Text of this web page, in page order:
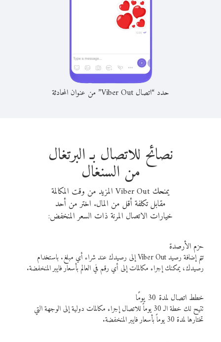
حدد “اتصال Viber Out” من عنوان المحادثة
نصائح للاتصال بـ البرتغال
من السنغال
يمنحك Viber Out المزيد من وقت المكالمة
مقابل تكلفة أقل من المال. اختر من أحد
خيارات الاتصال المرنة ذات السعر المنخفض:
حزم الأرصدة
تتم إضافة رصيد Viber Out إلى رصيدك عند شراء أي مبلغ. باستخدام
رصيدك، يمكنك إجراء مكالمات إلى أي رقم في العالم بأسعار فايبر المنخفضة.
خطط اتصال لمدة 30 يومًا
تتيح لك خطة الـ 30 يوماً للاتصال إجراء مكالمات دولية إلى الوجهة التي
تختارها لمدة 30 يوماً بأسعار فايبر المنخفضة.